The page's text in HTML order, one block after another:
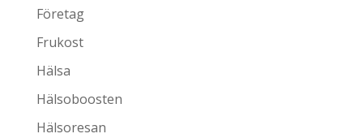
Företag
Frukost
Hälsa
Hälsoboosten
Hälsoresan